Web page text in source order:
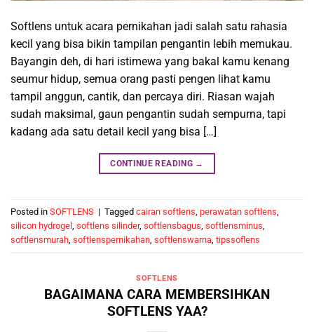
Softlens untuk acara pernikahan jadi salah satu rahasia
kecil yang bisa bikin tampilan pengantin lebih memukau.
Bayangin deh, di hari istimewa yang bakal kamu kenang
seumur hidup, semua orang pasti pengen lihat kamu
tampil anggun, cantik, dan percaya diri. Riasan wajah
sudah maksimal, gaun pengantin sudah sempurna, tapi
kadang ada satu detail kecil yang bisa […]
CONTINUE READING →
Posted in SOFTLENS | Tagged cairan softlens perawatan softlens
silicon hydrogel softlens silinder, softlensbagus softlensminus
softlensmurah softlenspernikahan softlenswarna tipssoflens
SOFTLENS
BAGAIMANA CARA MEMBERSIHKAN
SOFTLENS YAA?